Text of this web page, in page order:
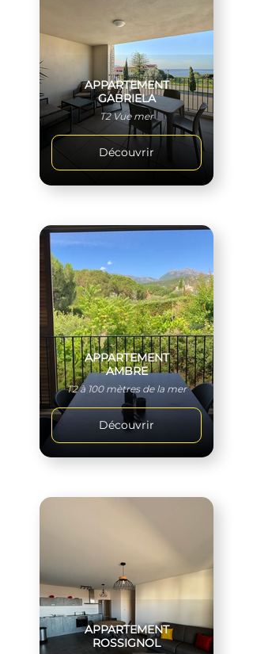
APPARTEMENT
GABRIELA
T2 Vue mer
Découvrir
APPARTEMENT
AMBRE
T2 à 100 mètres de la mer
Découvrir
APPARTEMENT
ROSSIGNOL